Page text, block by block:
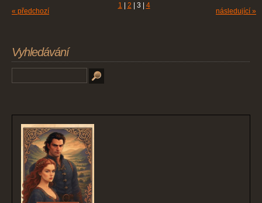
« předchozí
1 2 3 4
následující »
Vyhledávání